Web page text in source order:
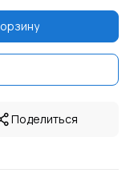
Поделиться